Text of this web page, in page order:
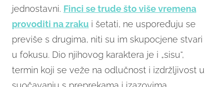
jednostavni. Finci se trude što više vremena
provoditi na zraku i šetati, ne uspoređuju se
previše s drugima, niti su im skupocjene stvari
u fokusu. Dio njihovog karaktera je i „sisu“,
termin koji se veže na odlučnost i izdržljivost u